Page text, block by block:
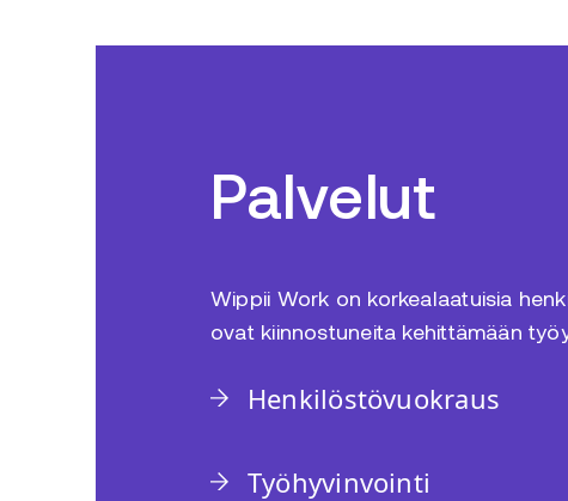
Palvelut
Wippii Work on korkealaatuisia
ovat kiinnostuneita kehittämään
Henkilöstövuokraus
Työhyvinvointi